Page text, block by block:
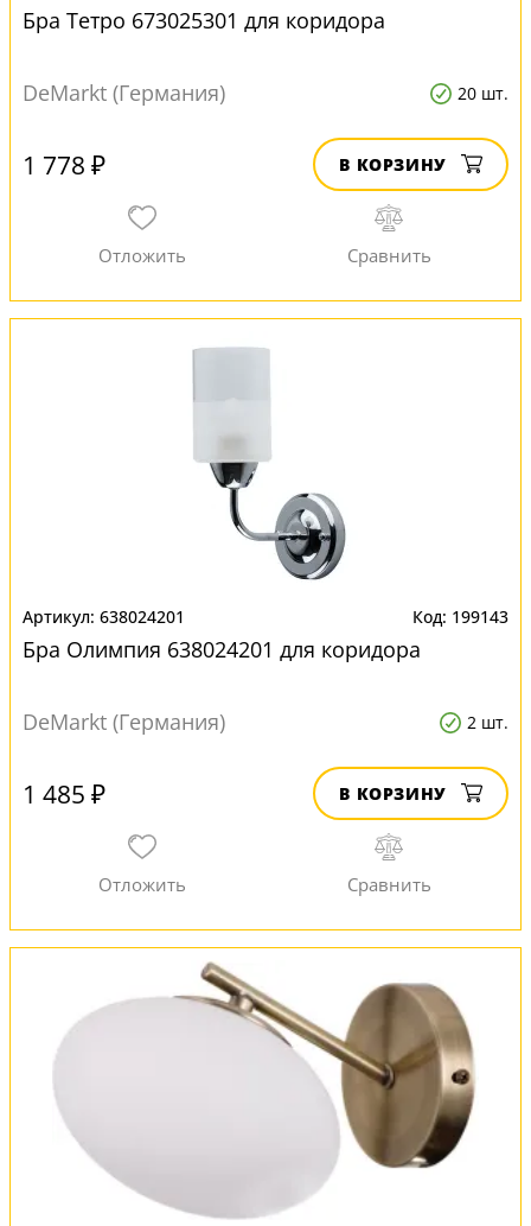
Бра Тетро 673025301 для коридора
DeMarkt (Германия) 20 шт.
1 778 ₽ В КОРЗИНУ
638024201 199143
Бра Олимпия 638024201 для коридора
DeMarkt (Германия) 2 шт.
1 485 ₽ В КОРЗИНУ